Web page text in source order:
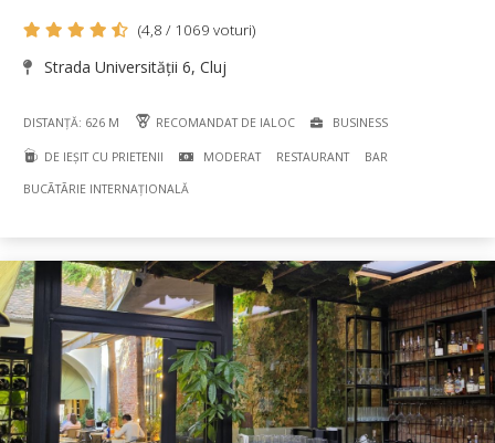
(4,8 / 1069 voturi)
Strada Universității 6, Cluj
DISTANȚĂ: 626 M RECOMANDAT DE IALOC BUSINESS
DE IEȘIT CU PRIETENII MODERAT RESTAURANT BAR
BUCÃTÃRIE INTERNAȚIONALĂ